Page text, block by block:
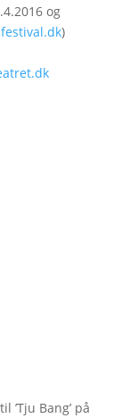
og
)
Bang’ på